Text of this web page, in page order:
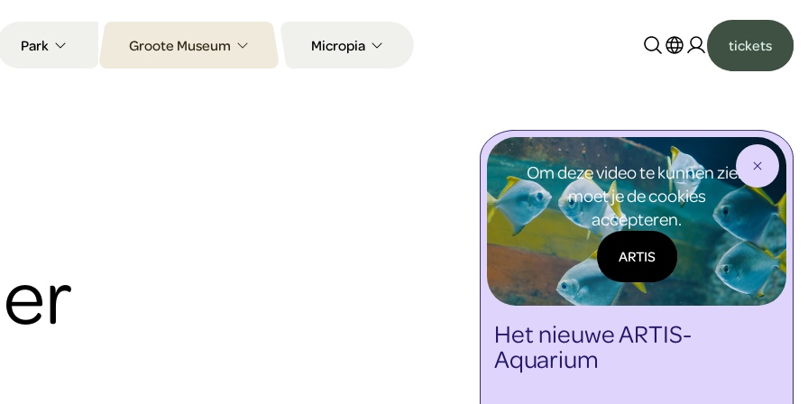
Park Groote Museum Micropia
tickets
Om deze video te kunnen zien
moet je de cookies
accepteren.
ARTIS
Het nieuwe ARTIS-
Aquarium